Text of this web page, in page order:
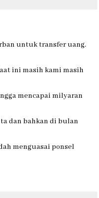
untuk transfer uang.
ini masih kami masih
mencapai milyaran
dan bahkan di bulan
menguasai ponsel